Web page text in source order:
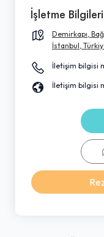
İşletme Bilgileri
Demirkapı,
İstanbul,
İletişim bilgisi
İletişim bilgisi